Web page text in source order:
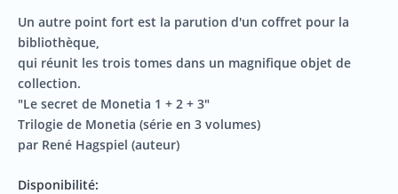
Un autre point fort est la parution d'un coffret pour la
bibliothèque,
qui réunit les trois tomes dans un magnifique objet de
collection.
"Le secret de Monetia 1 + 2 + 3"
Trilogie de Monetia (série en 3 volumes)
par René Hagspiel (auteur)
Disponibilité: